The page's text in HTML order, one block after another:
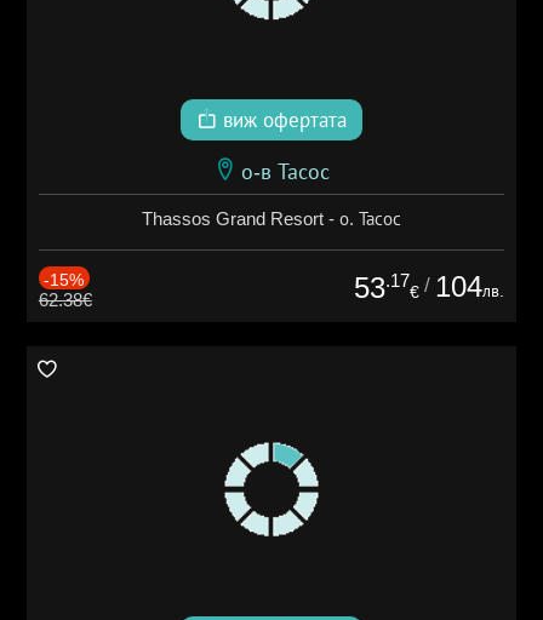
виж офертата
о-в Тасос
Thassos Grand Resort - о. Тасос
-15%
62.38€ 53.17
€ / 104лв.